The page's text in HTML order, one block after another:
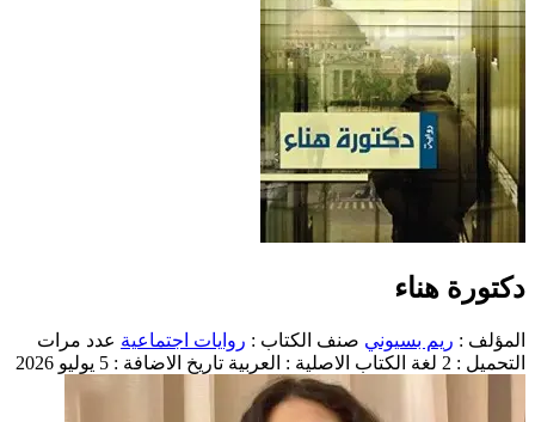
دكتورة هناء
المؤلف : ريم بسيوني صنف الكتاب : روايات اجتماعية عدد مرات
التحميل : 2
لغة الكتاب الاصلية : العربية تاريخ الاضافة : 5 يوليو 2026